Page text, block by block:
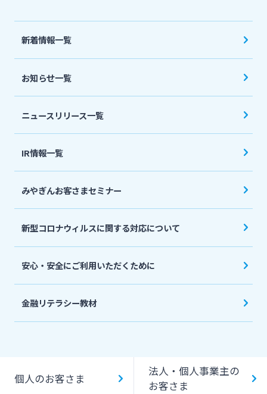
株主・投資家の皆さま
ニュースリリース一覧
採用情報
新着情報一覧
お知らせ一覧
ニュースリリース一覧
IR情報一覧
みやぎんお客さまセミナー
新型コロナウィルスに関する対応について
安心・安全にご利用いただくために
金融リテラシー教材
個人のお客さま
法人・個人事業主の
お客さま